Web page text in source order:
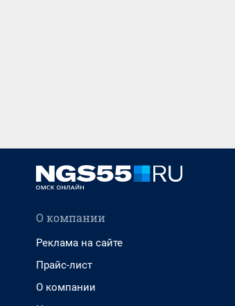
О компании
Реклама на сайте
Прайс-лист
О компании